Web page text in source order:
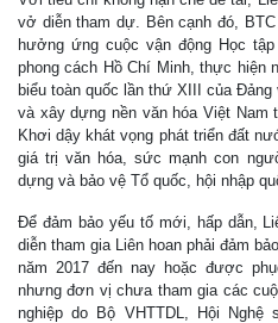
vở diễn tham dự. Bên cạnh đó,
hưởng ứng cuộc vận động Học
phong cách Hồ Chí Minh, thực hiện
biểu toàn quốc lần thứ XIII của
và xây dựng nền văn hóa Việt Nam
Khơi dậy khát vọng phát triển đất
giá trị văn hóa, sức mạnh con
dựng và bảo vệ Tổ quốc, hội nhập
Để đảm bảo yếu tố mới, hấp dẫn,
diễn tham gia Liên hoan phải đảm
năm 2017 đến nay hoặc được
nhưng đơn vị chưa tham gia các
nghiệp do Bộ VHTTDL, Hội